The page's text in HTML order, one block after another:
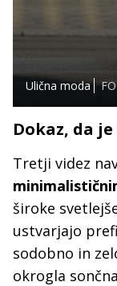
Ulična moda
Dokaz, da
Tretji videz
široke
ustvarjajo
sodobno in
okrogla